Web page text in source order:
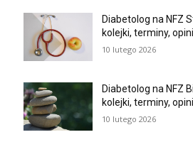
Diabetolog na NFZ
kolejki, terminy,
10 lutego 2026
Diabetolog na NFZ
kolejki, terminy,
10 lutego 2026